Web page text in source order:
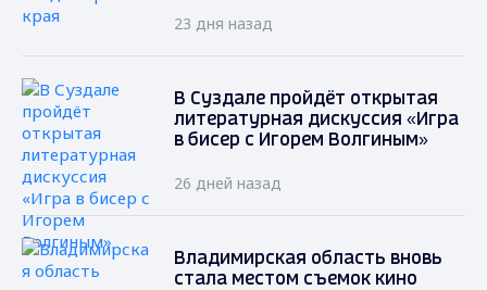
23 дня назад
В Суздале пройдёт открытая
литературная дискуссия «Игра
в бисер с Игорем Волгиным»
26 дней назад
Владимирская область вновь
стала местом съемок кино